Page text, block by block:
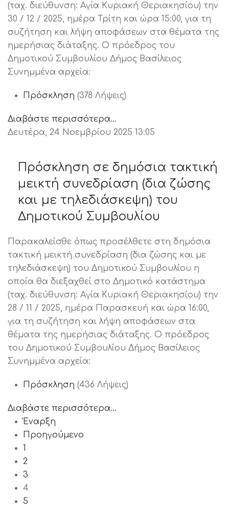
(ταχ. διεύθυνση: Αγία Κυριακή Θεριακησίου) την
30 / 12 / 2025, ημέρα Τρίτη και ώρα 15:00, για τη
συζήτηση και λήψη αποφάσεων στα θέματα της
ημερήσιας διάταξης. Ο πρόεδρος του
Δημοτικού Συμβουλίου Δήμος Βασίλειος
Συνημμένα αρχεία:
Πρόσκληση (378 Λήψεις)
Διαβάστε περισσότερα...
Δευτέρα, 24 Νοεμβρίου 2025 13:05
Πρόσκληση σε δημόσια τακτική
μεικτή συνεδρίαση (δια ζώσης
και με τηλεδιάσκεψη) του
Δημοτικού Συμβουλίου
Παρακαλείσθε όπως προσέλθετε στη δημόσια
τακτική μεικτή συνεδρίαση (δια ζώσης και με
τηλεδιάσκεψη) του Δημοτικού Συμβουλίου η
οποία θα διεξαχθεί στο Δημοτικό κατάστημα
(ταχ. διεύθυνση: Αγία Κυριακή Θεριακησίου) την
28 / 11 / 2025, ημέρα Παρασκευή και ώρα 16:00,
για τη συζήτηση και λήψη αποφάσεων στα
θέματα της ημερήσιας διάταξης. Ο πρόεδρος
του Δημοτικού Συμβουλίου Δήμος Βασίλειος
Συνημμένα αρχεία:
Πρόσκληση (436 Λήψεις)
Διαβάστε περισσότερα...
Έναρξη
Προηγούμενο
1
2
3
4
5